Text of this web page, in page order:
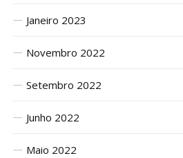
Janeiro 2023
Novembro 2022
Setembro 2022
Junho 2022
Maio 2022